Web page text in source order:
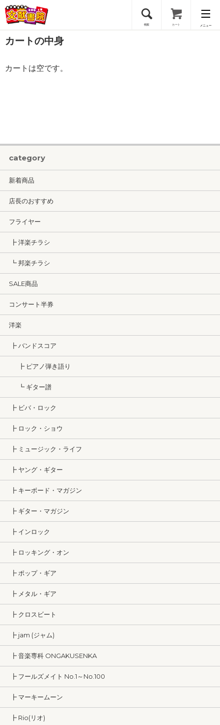
検索 カート メニュー
会員登録
ログイン
カートの中身
カートは空です。
category
新着商品
店長のおすすめ
フライヤー
┣ 洋楽チラシ
┗ 邦楽チラシ
SALE商品
コンサート半券
洋楽
┣ バンドスコア
┣ ピアノ弾き語り
┗ ギター譜
┣ ビバ・ロック
┣ ロック・ショウ
┣ ミュージック・ライフ
┣ ヤング・ギター
┣ キーボード・マガジン
┣ ギター・マガジン
┣ インロック
┣ ロッキング・オン
┣ ポップ・ギア
┣ メタル・ギア
┣ クロスビート
┣ jam (ジャム)
┣ 音楽専科 ONGAKUSENKA
┣ フールズメイト No.1～No.100
┣ マーキームーン
┣ Rio(リオ)